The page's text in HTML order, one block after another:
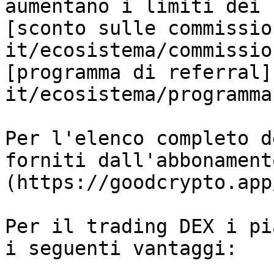
aumentano i limiti dei
[sconto sulle
it/ecosistema/
[programma di
it/ecosistema/
Per l'elenco completo
forniti
(https://
Per il trading DEX i
i seguenti vantaggi: